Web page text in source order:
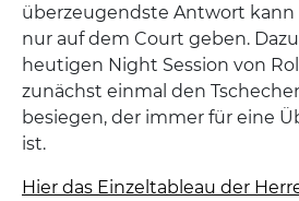
überzeugendste Antwort kann
nur auf dem Court geben.
heutigen Night Session von
zunächst einmal den
besiegen, der immer für eine
ist.
Hier das Einzeltableau der